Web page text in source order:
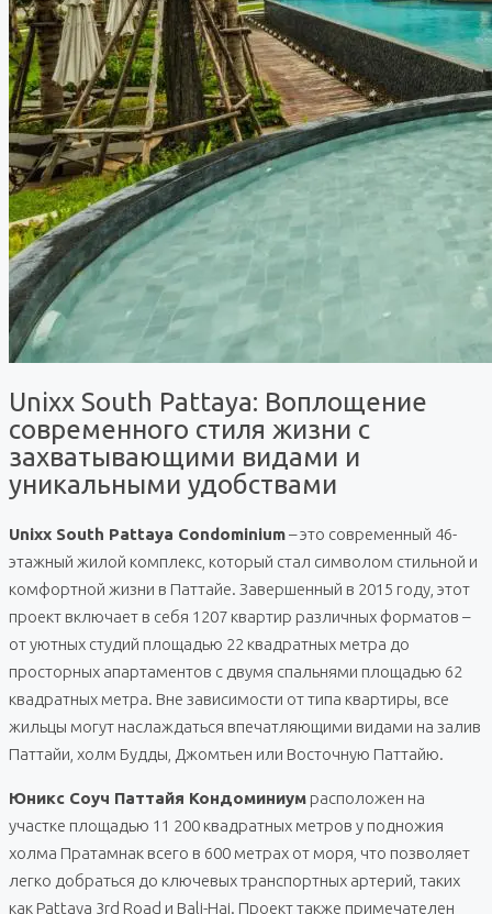
Unixx South Pattaya: Воплощение
современного стиля жизни с
захватывающими видами и
уникальными удобствами
Unixx South Pattaya Condominium– это современный 46-
этажный жилой комплекс, который стал символом стильной и
комфортной жизни в Паттайе. Завершенный в 2015 году, этот
проект включает в себя 1207 квартир различных форматов –
от уютных студий площадью 22 квадратных метра до
просторных апартаментов с двумя спальнями площадью 62
квадратных метра. Вне зависимости от типа квартиры, все
жильцы могут наслаждаться впечатляющими видами на залив
Паттайи, холм Будды, Джомтьен или Восточную Паттайю.
Юникс Соуч Паттайя Кондоминиум расположен на
участке площадью 11 200 квадратных метров у подножия
холма Пратамнак всего в 600 метрах от моря, что позволяет
легко добраться до ключевых транспортных артерий, таких
как Pattaya 3rd Road и Bali-Hai. Проект также примечателен